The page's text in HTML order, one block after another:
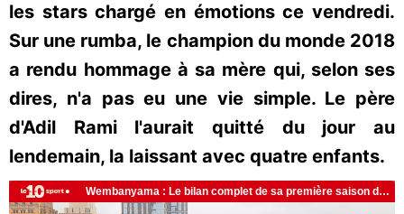
les stars chargé en émotions ce vendredi.
Sur une rumba, le champion du monde 2018
a rendu hommage à sa mère qui, selon ses
dires, n'a pas eu une vie simple. Le père
d'Adil Rami l'aurait quitté du jour au
lendemain, la laissant avec quatre enfants.